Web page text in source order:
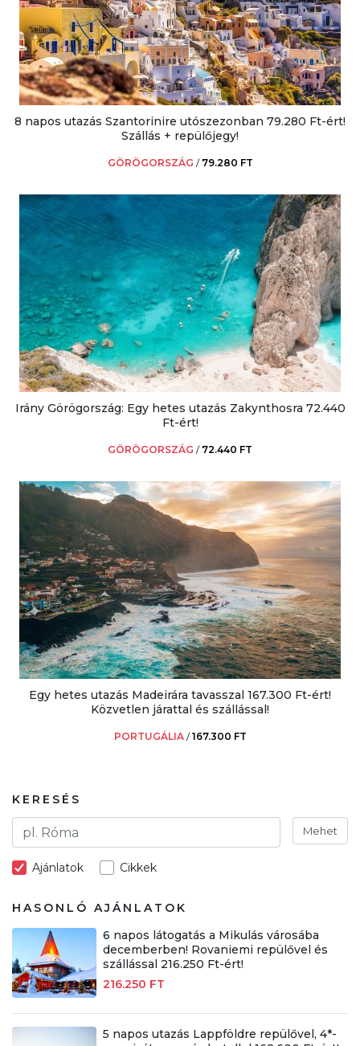
8 napos utazás Szantorinire utószezonban 79.280 Ft-ért!
Szállás + repülőjegy!
GÖRÖGORSZÁG / 79.280 FT
Irány Görögország: Egy hetes utazás Zakynthosra 72.440
Ft-ért!
GÖRÖGORSZÁG / 72.440 FT
Egy hetes utazás Madeirára tavasszal 167.300 Ft-ért!
Közvetlen járattal és szállással!
PORTUGÁLIA /167.300 FT
KERESÉS
Mehet
Ajánlatok Cikkek
HASONLÓ AJÁNLATOK
6 napos látogatás a Mikulás városába
decemberben! Rovaniemi repülővel és
szállással 216.250 Ft-ért!
216.250 FT
5 napos utazás Lappföldre repülővel, 4*-